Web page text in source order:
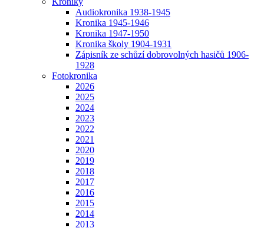
Audiokronika 1938-1945
Kronika 1945-1946
Kronika 1947-1950
Kronika školy 1904-1931
Zápisník ze schůzí dobrovolných hasičů 1906-
1928
Fotokronika
2026
2025
2024
2023
2022
2021
2020
2019
2018
2017
2016
2015
2014
2013